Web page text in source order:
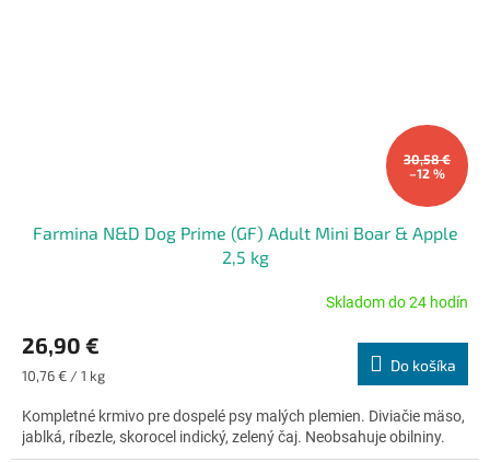
30,58 €
–12 %
Farmina N&D Dog Prime (GF) Adult Mini Boar & Apple
2,5 kg
produktu
je
5,0
z
5
hviezdičiek.
Skladom do 24 hodín
26,90 €
Jednotková
10,76 € / 1 kg
Do košíka
Kompletné krmivo pre dospelé psy malých plemien. Diviačie mäso,
jablká, ríbezle, skorocel indický, zelený čaj. Neobsahuje obilniny.